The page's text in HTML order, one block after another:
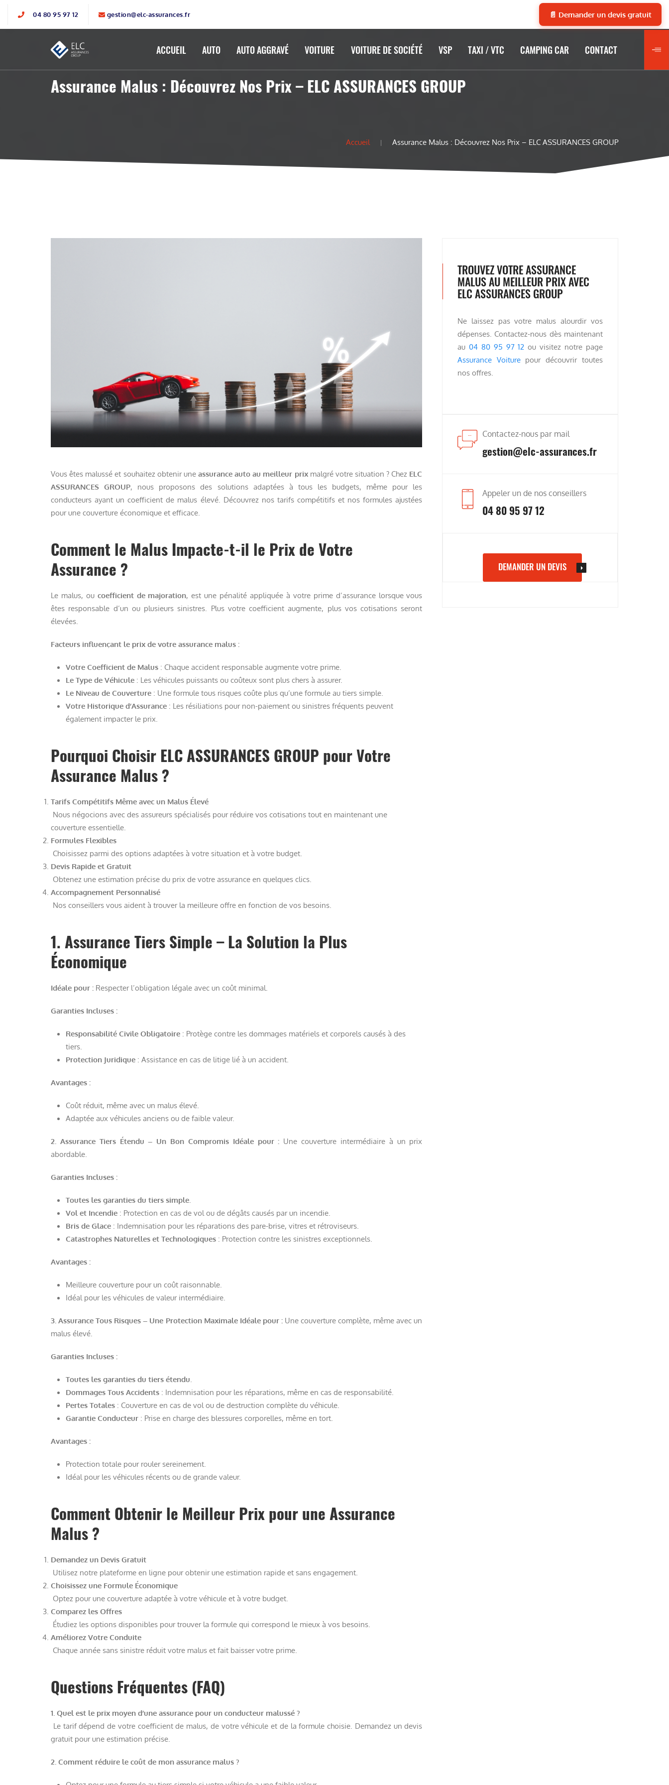
04 80 95 97 12 gestion@elc-assurances.fr 📄 Demander un devis gratuit
ACCUEIL AUTO AUTO AGGRAVÉ VOITURE VOITURE DE SOCIÉTÉ VSP TAXI / VTC CAMPING CAR CONTACT
Assurance Malus : Découvrez Nos Prix – ELC ASSURANCES GROUP
Accueil Assurance Malus : Découvrez Nos Prix – ELC ASSURANCES GROUP
Vous êtes malussé et souhaitez obtenir une assurance auto au meilleur prixmalgré votre situation ? Chez ELC
ASSURANCES GROUP, nous proposons des solutions adaptées à tous les budgets, même pour les
conducteurs ayant un coefficient de malus élevé. Découvrez nos tarifs compétitifs et nos formules ajustées
pour une couverture économique et efficace.
Comment le Malus Impacte-t-il le Prix de Votre
Assurance ?
Le malus, ou coefficient de majoration, est une pénalité appliquée à votre prime d’assurance lorsque vous
êtes responsable d’un ou plusieurs sinistres. Plus votre coefficient augmente, plus vos cotisations seront
élevées.
Facteurs influençant le prix de votre assurance malus :
Votre Coefficient de Malus : Chaque accident responsable augmente votre prime.
Le Type de Véhicule : Les véhicules puissants ou coûteux sont plus chers à assurer.
Le Niveau de Couverture : Une formule tous risques coûte plus qu’une formule au tiers simple.
Votre Historique d’Assurance : Les résiliations pour non-paiement ou sinistres fréquents peuvent
également impacter le prix.
Pourquoi Choisir ELC ASSURANCES GROUP pour Votre
Assurance Malus ?
Tarifs Compétitifs Même avec un Malus Élevé
Nous négocions avec des assureurs spécialisés pour réduire vos cotisations tout en maintenant une
couverture essentielle.
Formules Flexibles
Choisissez parmi des options adaptées à votre situation et à votre budget.
Devis Rapide et Gratuit
Obtenez une estimation précise du prix de votre assurance en quelques clics.
Accompagnement Personnalisé
Nos conseillers vous aident à trouver la meilleure offre en fonction de vos besoins.
1. Assurance Tiers Simple – La Solution la Plus
Économique
Idéale pour : Respecter l’obligation légale avec un coût minimal.
Garanties Incluses :
Responsabilité Civile Obligatoire : Protège contre les dommages matériels et corporels causés à des
tiers.
Protection Juridique : Assistance en cas de litige lié à un accident.
Avantages :
Coût réduit, même avec un malus élevé.
Adaptée aux véhicules anciens ou de faible valeur.
2. Assurance Tiers Étendu – Un Bon Compromis Idéale pour : Une couverture intermédiaire à un prix
abordable.
Garanties Incluses :
Toutes les garanties du tiers simple
Vol et Incendie : Protection en cas de vol ou de dégâts causés par un incendie.
Bris de Glace : Indemnisation pour les réparations des pare-brise, vitres et rétroviseurs.
Catastrophes Naturelles et Technologiques : Protection contre les sinistres exceptionnels.
Avantages :
Meilleure couverture pour un coût raisonnable.
Idéal pour les véhicules de valeur intermédiaire.
3. Assurance Tous Risques – Une Protection Maximale Idéale pour :Une couverture complète, même avec un
malus élevé.
Garanties Incluses :
Toutes les garanties du tiers étendu
Dommages Tous Accidents : Indemnisation pour les réparations, même en cas de responsabilité.
Pertes Totales : Couverture en cas de vol ou de destruction complète du véhicule.
Garantie Conducteur : Prise en charge des blessures corporelles, même en tort.
Avantages :
Protection totale pour rouler sereinement.
Idéal pour les véhicules récents ou de grande valeur.
Comment Obtenir le Meilleur Prix pour une Assurance
Malus ?
Demandez un Devis Gratuit
Utilisez notre plateforme en ligne pour obtenir une estimation rapide et sans engagement.
Choisissez une Formule Économique
Optez pour une couverture adaptée à votre véhicule et à votre budget.
Comparez les Offres
Étudiez les options disponibles pour trouver la formule qui correspond le mieux à vos besoins.
Améliorez Votre Conduite
Chaque année sans sinistre réduit votre malus et fait baisser votre prime.
Questions Fréquentes (FAQ)
1. Quel est le prix moyen d’une assurance pour un conducteur malussé ?
Le tarif dépend de votre coefficient de malus, de votre véhicule et de la formule choisie. Demandez un devis
gratuit pour une estimation précise.
2. Comment réduire le coût de mon assurance malus ?
TROUVEZ VOTRE ASSURANCE
MALUS AU MEILLEUR PRIX AVEC
ELC ASSURANCES GROUP
Ne laissez pas votre malus alourdir vos
dépenses. Contactez-nous dès maintenant
au04 80 95 97 12 ou visitez notre page
Assurance Voiturepour découvrir toutes
nos offres.
Contactez-nous par mail
gestion@elc-assurances.fr
Appeler un de nos conseillers
04 80 95 97 12
DEMANDER UN DEVIS